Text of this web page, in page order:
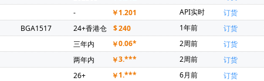
- ￥1.201 API实时 订货
BGA1517 24+香港仓 $240 1年前 订货
三年内 ￥0.06* 2周前 订货
两年内 ￥3.*** 2周前 订货
26+ ￥1.*** 6月前 订货